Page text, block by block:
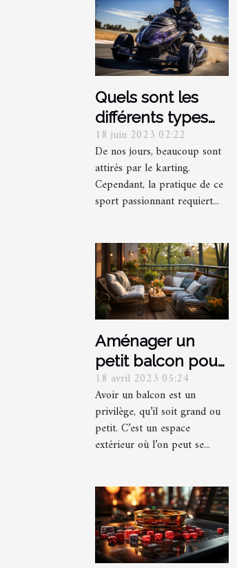
Quels sont les
différents types
de licences
nécessaires pour
le Karting ?
18 juin 2023 02:22
De nos jours, beaucoup sont
attirés par le karting.
Cependant, la pratique de ce
sport passionnant requiert...
Aménager un
petit balcon pour
l’été : comment y
réussir
parfaitement ?
18 avril 2023 05:24
Avoir un balcon est un
privilège, qu’il soit grand ou
petit. C’est un espace
extérieur où l’on peut se...